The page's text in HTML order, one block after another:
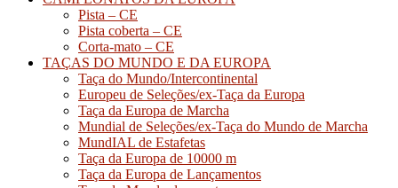
Pista – CE
Pista coberta – CE
Corta-mato – CE
TAÇAS DO MUNDO E DA EUROPA
Taça do Mundo/Intercontinental
Europeu de Seleções/ex-Taça da Europa
Taça da Europa de Marcha
Mundial de Seleções/ex-Taça do Mundo de Marcha
MundIAL de Estafetas
Taça da Europa de 10000 m
Taça da Europa de Lançamentos